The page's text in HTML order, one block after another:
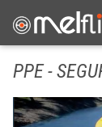
PPE -